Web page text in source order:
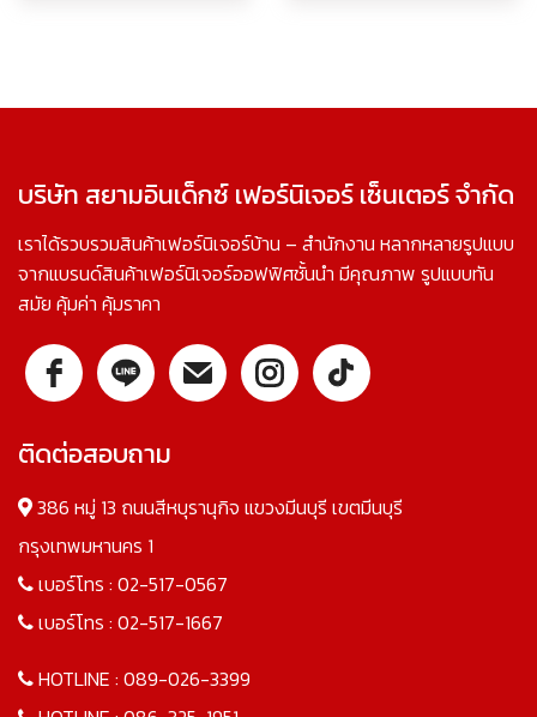
บริษัท สยามอินเด็กซ์ เฟอร์นิเจอร์ เซ็นเตอร์ จำกัด
เราได้รวบรวมสินค้าเฟอร์นิเจอร์บ้าน – สำนักงาน หลากหลายรูปแบบ
จากแบรนด์สินค้าเฟอร์นิเจอร์ออฟฟิศชั้นนำ มีคุณภาพ รูปแบบทัน
สมัย คุ้มค่า คุ้มราคา
ติดต่อสอบถาม
386 หมู่ 13 ถนนสีหบุรานุกิจ แขวงมีนบุรี เขตมีนบุรี
กรุงเทพมหานคร 1
เบอร์โทร : 02-517-0567
เบอร์โทร : 02-517-1667
HOTLINE : 089-026-3399